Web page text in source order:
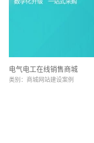
电气电工在线销售商城
类别：商城网站建设案例